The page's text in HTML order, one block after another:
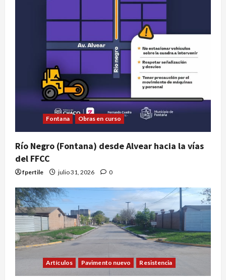
Fontana Obras en curso
Río Negro (Fontana) desde Alvear hacia la vías
del FFCC
fpertile julio 31, 2026 0
Artículos Pavimento nuevo Resistencia